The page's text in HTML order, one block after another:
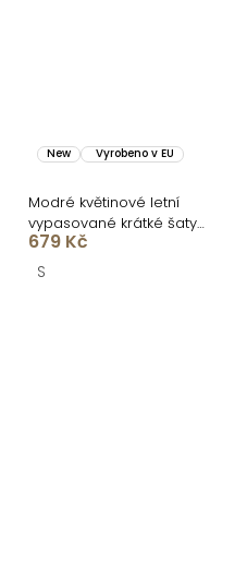
New Vyrobeno v EU
Modré květinové letní
vypasované krátké šaty
ULJANA
679 Kč
S